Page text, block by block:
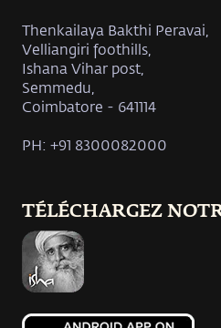
Thenkailaya Bakthi Peravai,
Velliangiri foothills,
Ishana Vihar post,
Semmedu,
Coimbatore - 641114
PH: +91 8300082000
TÉLÉCHARGEZ